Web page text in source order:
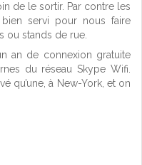
de le sortir. Par contre les
servi pour nous faire
ou stands de rue.
an de connexion gratuite
du réseau Skype Wifi.
qu’une, à New-York, et on